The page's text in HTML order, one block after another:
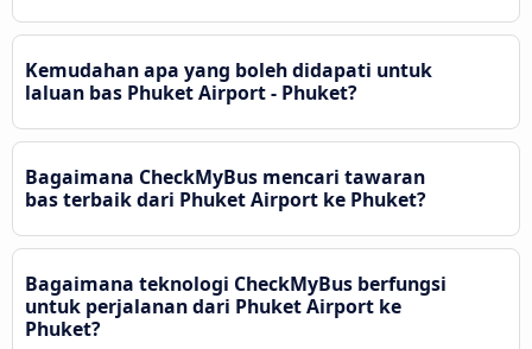
Kemudahan apa yang boleh didapati untuk
laluan bas Phuket Airport - Phuket?
Bagaimana CheckMyBus mencari tawaran
bas terbaik dari Phuket Airport ke Phuket?
Bagaimana teknologi CheckMyBus berfungsi
untuk perjalanan dari Phuket Airport ke
Phuket?